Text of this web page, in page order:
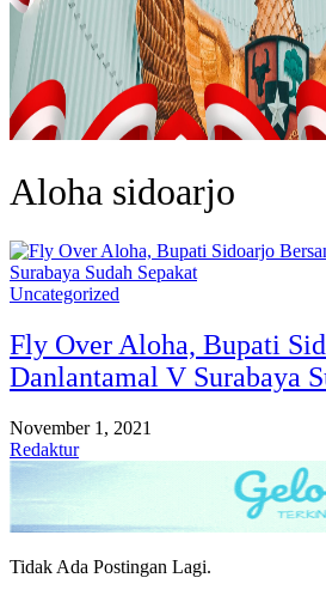
Aloha sidoarjo
Uncategorized
Fly Over Aloha, Bupati
Danlantamal V Surabaya
November 1, 2021
Redaktur
Tidak Ada Postingan Lagi.